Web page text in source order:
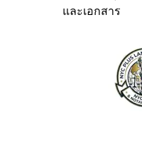
และเอกสาร